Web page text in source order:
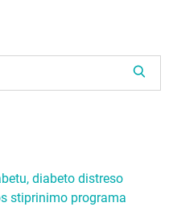
e
diabeto distreso
stiprinimo programa